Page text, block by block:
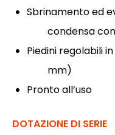
Sbrinamento ed
condensa
Piedini regolabili
mm)
Pronto all’uso
DOTAZIONE DI SERIE